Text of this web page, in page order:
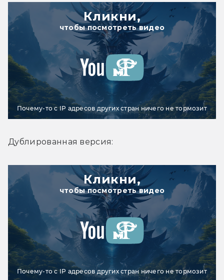
Кликни,
чтобы посмотреть видео
Почему-то с IP адресов других стран ничего не тормозит
Дублированная версия:
Кликни,
чтобы посмотреть видео
Почему-то с IP адресов других стран ничего не тормозит